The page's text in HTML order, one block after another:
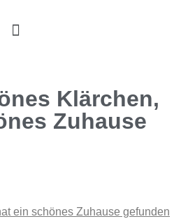
Klärchen,
Zuhause
ein schönes Zuhause gefunden